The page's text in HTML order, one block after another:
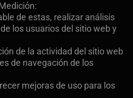
de estas, realizar análisis
los usuarios del sitio web y
de la actividad del sitio web
de navegación de los
mejoras de uso para los